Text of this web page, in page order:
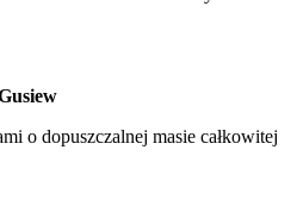
o dopuszczalnej masie całkowitej